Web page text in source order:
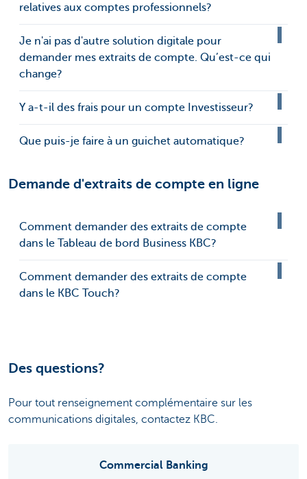
relatives aux comptes professionnels?
Je n'ai pas d'autre solution digitale pour
demander mes extraits de compte. Qu’est-ce qui
change?
Y a-t-il des frais pour un compte Investisseur?
Que puis-je faire à un guichet automatique?
Demande d'extraits de compte en ligne
Comment demander des extraits de compte
dans le Tableau de bord Business KBC?
Comment demander des extraits de compte
dans le KBC Touch?
Des questions?
Pour tout renseignement complémentaire sur les
communications digitales, contactez KBC.
Commercial Banking